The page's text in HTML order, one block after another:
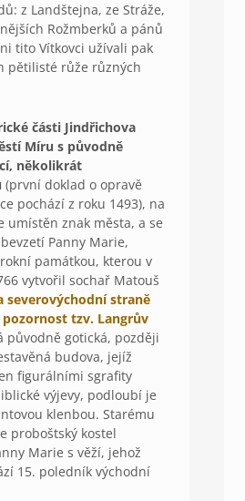
z Landštejna, ze Stráže,
Rožmberků a pánů
tito Vítkovci užívali pak
pětilisté růže různých
části Jindřichova
Míru s původně
několikrát
(první doklad o opravě
pochází z roku 1493), na
umístěn znak města, a se
Panny Marie,
památkou, kterou v
vytvořil sochař Matouš
severovýchodní straně
tzv. Langrův
původně gotická, později
budova, jejíž
figurálními sgrafity
výjevy, podloubí je
klenbou. Starému
proboštský kostel
Marie s věží, jehož
15. poledník východní